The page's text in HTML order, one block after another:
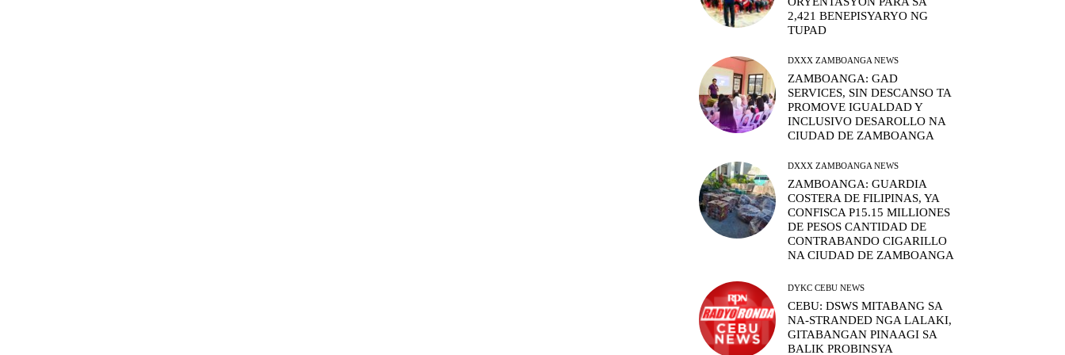
2,421 BENEPISYARYO NG
TUPAD
DXXX ZAMBOANGA NEWS
ZAMBOANGA: GAD
SERVICES, SIN DESCANSO TA
PROMOVE IGUALDAD Y
INCLUSIVO DESAROLLO NA
CIUDAD DE ZAMBOANGA
DXXX ZAMBOANGA NEWS
ZAMBOANGA: GUARDIA
COSTERA DE FILIPINAS, YA
CONFISCA P15.15 MILLIONES
DE PESOS CANTIDAD DE
CONTRABANDO CIGARILLO
NA CIUDAD DE ZAMBOANGA
DYKC CEBU NEWS
CEBU: DSWS MITABANG SA
NA-STRANDED NGA LALAKI,
GITABANGAN PINAAGI SA
BALIK PROBINSYA